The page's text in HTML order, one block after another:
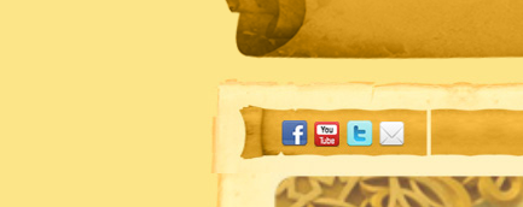
المكتبة المرئية